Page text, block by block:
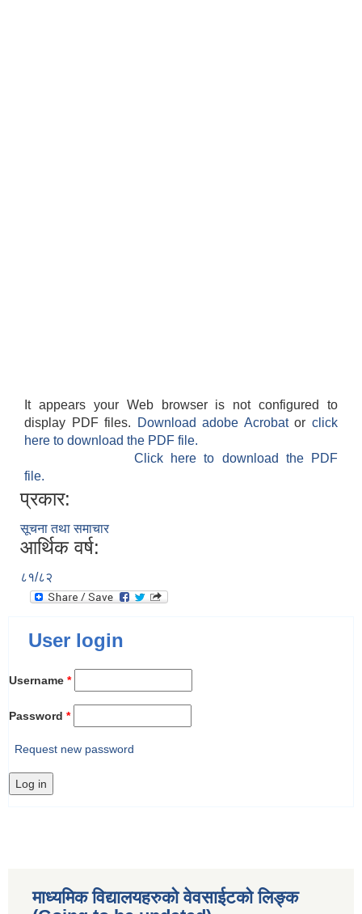
It appears your Web browser is not configured to
display PDF files.
Download adobe Acrobatorclick
here to download the PDF file.
Click here to download the PDF
file.
प्रकार:
सूचना तथा समाचार
आर्थिक वर्ष:
८१/८२
User login
Username *
Password *
Request new password
माध्यमिक विद्यालयहरुकाे वेवसाईटको लिङ्क